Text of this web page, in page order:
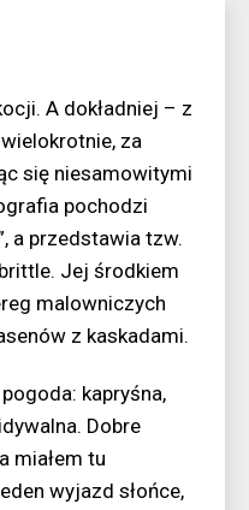
A dokładniej – z
za
się niesamowitymi
pochodzi
a przedstawia tzw.
Jej środkiem
malowniczych
z kaskadami.
kapryśna,
Dobre
miałem tu
wyjazd słońce,